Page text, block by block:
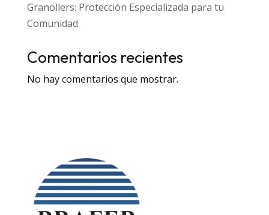
Granollers: Protección Especializada para tu
Comunidad
Comentarios recientes
No hay comentarios que mostrar.